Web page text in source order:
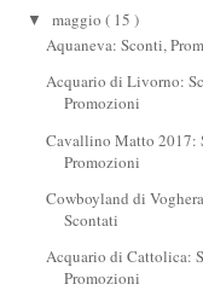
▼ maggio ( 15 )
Aquaneva: Sconti,
Acquario di Livorno:
Promozioni
Cavallino Matto 2017:
Promozioni
Cowboyland di
Scontati
Acquario di Cattolica:
Promozioni